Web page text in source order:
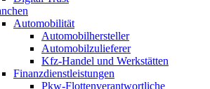
Automobilität
Automobilhersteller
Automobilzulieferer
Kfz-Handel und Werkstätten
Finanzdienstleistungen
Pkw‑Flottenverantwortliche